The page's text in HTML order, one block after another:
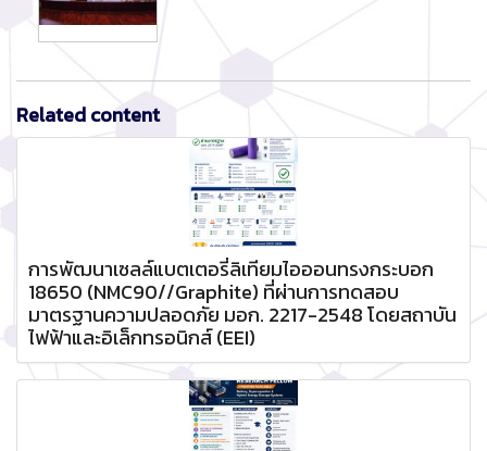
Related content
การพัฒนาเซลล์แบตเตอรี่ลิเทียมไอออนทรงกระบอก
18650 (NMC90//Graphite) ที่ผ่านการทดสอบ
มาตรฐานความปลอดภัย มอก. 2217-2548 โดยสถาบัน
ไฟฟ้าและอิเล็กทรอนิกส์ (EEI)